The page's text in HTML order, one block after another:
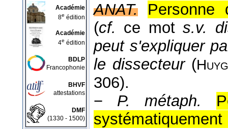
Académie
8e édition
Académie
4e édition
BDLP
Francophonie
BHVF
attestations
DMF
(1330 - 1500)
ANAT. Personne
(cf. ce mots.v.
peut s'expliquer
le dissecteur (
306).
− P. métaph.
systématiquement